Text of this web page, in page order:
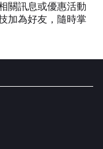
關訊息或優惠活動
加為好友，隨時掌